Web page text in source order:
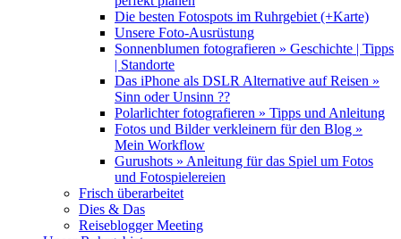
Die besten Fotospots im Ruhrgebiet (+Karte)
Unsere Foto-Ausrüstung
Sonnenblumen fotografieren » Geschichte | Tipps
| Standorte
Das iPhone als DSLR Alternative auf Reisen »
Sinn oder Unsinn ??
Polarlichter fotografieren » Tipps und Anleitung
Fotos und Bilder verkleinern für den Blog »
Mein Workflow
Gurushots » Anleitung für das Spiel um Fotos
und Fotospielereien
Frisch überarbeitet
Dies & Das
Reiseblogger Meeting